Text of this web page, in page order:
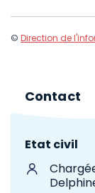
© Direction de
Contact
Etat civil